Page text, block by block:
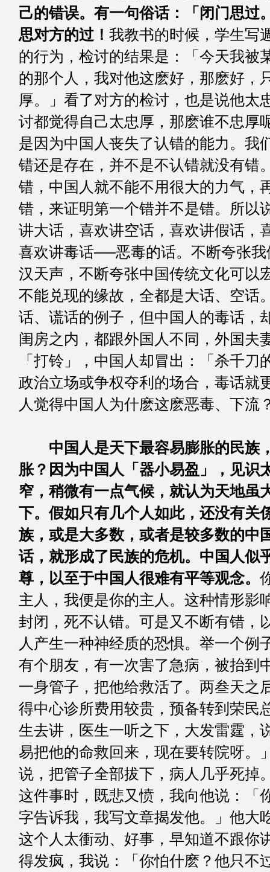
己的错误。有一句俗话：「闭门思过
思对方的过！ 我教书的时候，学生写
的行为，检讨的结果是：「今天我被
的那个人，我对他这麽好，那麽好，
厚。」看了对方的检讨，也是说他太
讨都觉得自己太忠厚，那麽谁不忠厚
是因为中国人丧失了认错的能力。我
错还是存在，并不是不认错就没有错
错，中国人就不能不用很大的力气，
错，来证明第一个错并不是错。所以
讲大话，喜欢讲空话，喜欢讲假话，
喜欢讲毒话──恶毒的话。不断夸张我
汉天声，不断夸张中国传统文化可以
不能兑现的缘故，全都是大话、空话
话、谎话的例子，但中国人的毒话，
闺房之内，都跟外国人不同，外国夫
「打铃」，中国人却冒出：「杀千刀
政治立场或争权夺利的场合，毒话就
人觉得中国人为什麽这麽恶毒、下流
中国人是天下最容易膨胀的民族
胀？因为中国人「器小易盈」，见识
窄，稍微有一点气候，就认为天地虽
下。假如只有几个人如此，还没有关
族，或是大多数，或者是较多数的中
话，就形成了民族的危机。中国人似
尊，以至于中国人很难有平等观念。
主人，我便是你的主人。这种情形影
封闭，死不认错。可是又不断有错，
人产生一种神经质的恐惧。举一个例
有个朋友，有一次害了急病，被抬到
一身管子，把他给救活了。两叁天之
得中心诊所费用较贵，预备转到荣民
生去讲，医生一听之下，大发雷霆，
易把他的命救回来，现在要转院呀。
说，把管子全部拔下，病人几乎死掉
这件事时，既悲又愤，我向他说：「
字告诉我，我写文章揭发他。」他大
这个人太衝动、好事，早知道不跟你
得发疯，我说：「你怕什麽？他只不